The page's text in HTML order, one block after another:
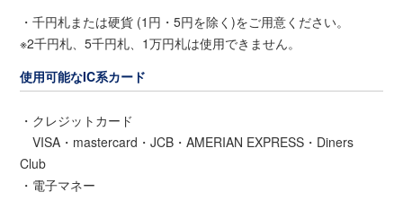
・千円札または硬貨 (1円・5円を除く)をご用意ください。
※2千円札、5千円札、1万円札は使用できません。
使用可能なIC系カード
・クレジットカード
VISA・mastercard・JCB・AMERIAN EXPRESS・Diners
Club
・電子マネー